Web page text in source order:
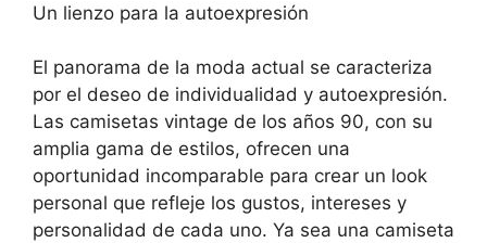
Un lienzo para la autoexpresión
El panorama de la moda actual se caracteriza
por el deseo de individualidad y autoexpresión.
Las camisetas vintage de los años 90, con su
amplia gama de estilos, ofrecen una
oportunidad incomparable para crear un look
personal que refleje los gustos, intereses y
personalidad de cada uno. Ya sea una camiseta